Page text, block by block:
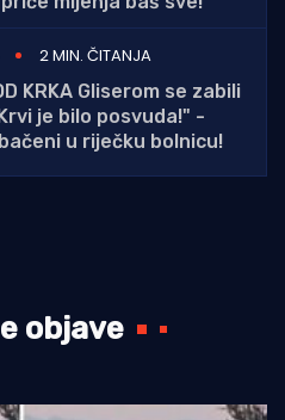
2 MIN. ČITANJA
KRKA Gliserom se zabili
je bilo posvuda!" -
u riječku bolnicu!
objave